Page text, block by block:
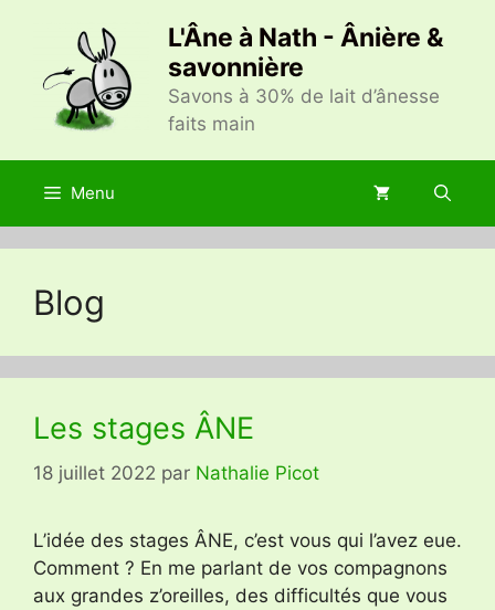
contenu
L'Âne à Nath - Ânière &
savonnière
Savons à 30% de lait d’ânesse
faits main
Menu
Blog
Les stages ÂNE
18 juillet 2022 par Nathalie Picot
L’idée des stages ÂNE, c’est vous qui l’avez eue.
Comment ? En me parlant de vos compagnons
aux grandes z’oreilles, des difficultés que vous